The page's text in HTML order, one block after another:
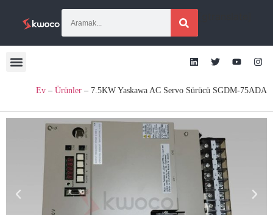
Ev – Ürünler – 7.5KW Yaskawa AC Servo Sürücü SGDM-75ADA